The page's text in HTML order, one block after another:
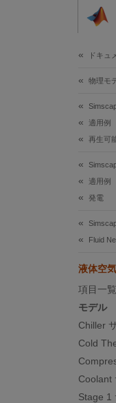
コンテンツへスキップ
ドキュ
物理モ
適用例
再生可
適用例
発電
Fluid
液体空
項目一覧
モデル
Chiller
Cold
Coolant
Stage 1